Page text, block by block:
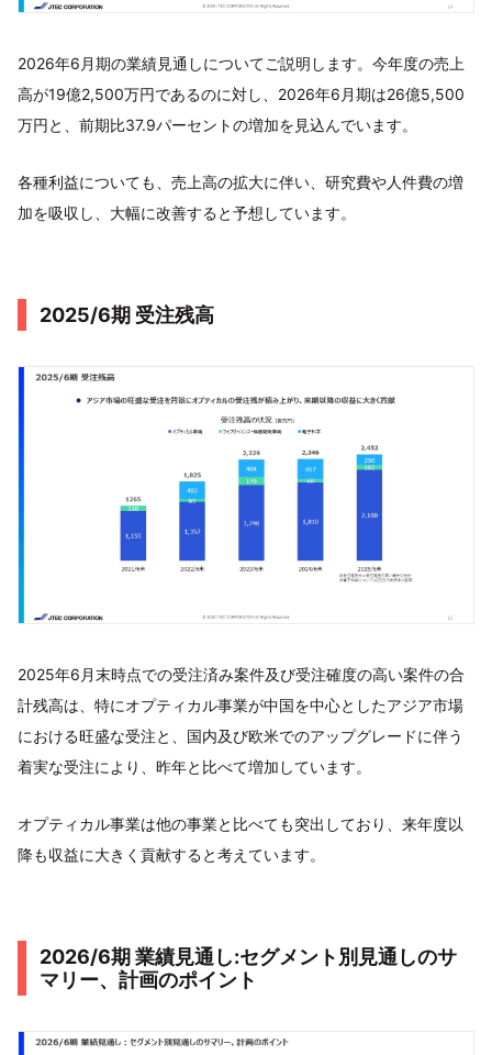
2026年6月期の業績見通しについてご説明します。今年度の売上
高が19億2,500万円であるのに対し、2026年6月期は26億5,500
万円と、前期比37.9パーセントの増加を見込んでいます。
各種利益についても、売上高の拡大に伴い、研究費や人件費の増
加を吸収し、大幅に改善すると予想しています。
2025/6期 受注残高
2025年6月末時点での受注済み案件及び受注確度の高い案件の合
計残高は、特にオプティカル事業が中国を中心としたアジア市場
における旺盛な受注と、国内及び欧米でのアップグレードに伴う
着実な受注により、昨年と比べて増加しています。
オプティカル事業は他の事業と比べても突出しており、来年度以
降も収益に大きく貢献すると考えています。
2026/6期 業績見通し:セグメント別見通しのサ
マリー、計画のポイント